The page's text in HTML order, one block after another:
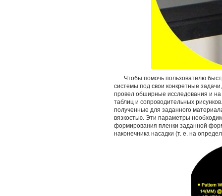
Чтобы помочь пользователю
системы под свои конкретные
провел обширные исследования и
таблиц и сопроводительных
полученные для заданного
вязкостью. Эти параметры
формирования пленки заданной
наконечника насадки (т. е. на